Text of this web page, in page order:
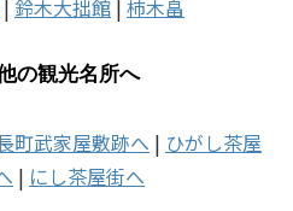
| 鈴木大拙館 | 柿木畠
の観光名所へ
町武家屋敷跡へ | ひがし茶屋
| にし茶屋街へ